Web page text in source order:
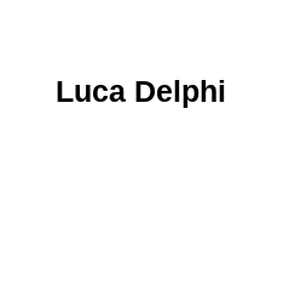
Luca Delphi